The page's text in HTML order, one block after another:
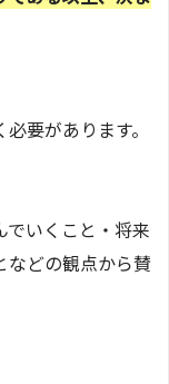
要があります。
いくこと・将来
などの観点から賛